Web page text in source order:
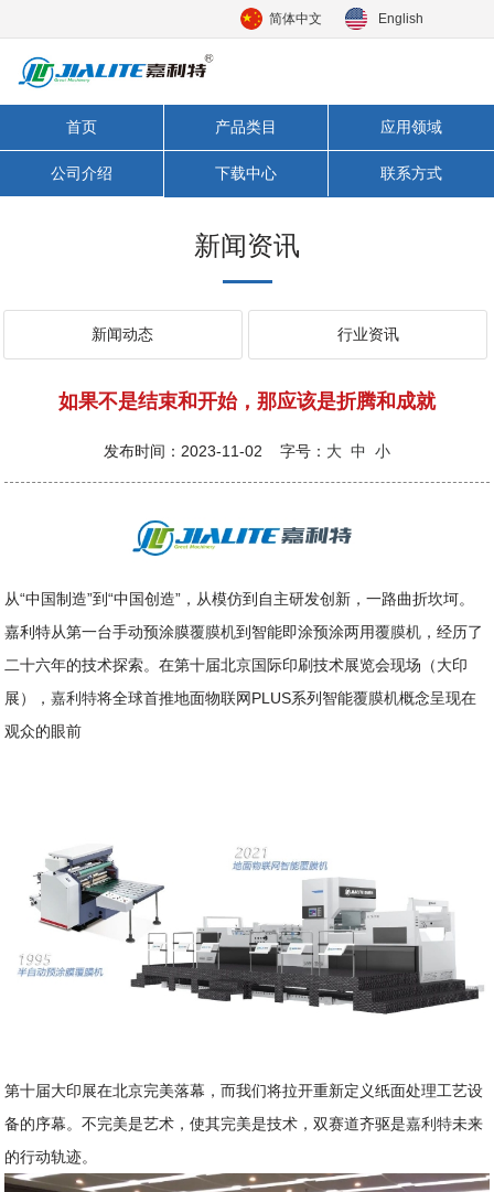
简体中文 English
首页 产品类目 应用领域
公司介绍 下载中心 联系方式
新闻资讯
新闻动态 行业资讯
如果不是结束和开始，那应该是折腾和成就
发布时间：2023-11-02 字号： 大 中 小
从“中国制造”到“中国创造”，从模仿到自主研发创新，一路曲折坎坷。
嘉利特从第一台手动预涂膜覆膜机到智能即涂预涂两用覆膜机 ，经历了
二十六年的技术探索。在第十届北京国际印刷技术展览会现场（大印
展），嘉利特将全球首推地面物联网PLUS系列智能覆膜机概念呈现在
观众的眼前
第十届大印展在北京完美落幕，而我们将拉开重新定义纸面处理工艺设
备的序幕。不完美是艺术，使其完美是技术，双赛道齐驱是嘉利特未来
的行动轨迹。